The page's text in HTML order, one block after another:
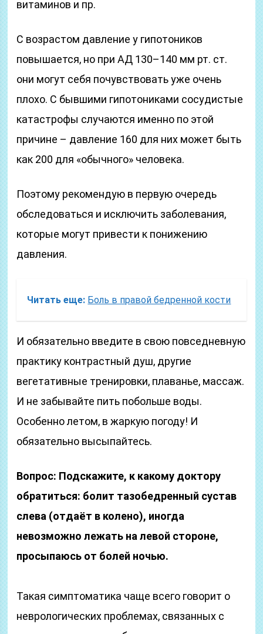
витаминов и пр.
С возрастом давление у гипотоников
повышается, но при АД 130–140 мм рт. ст.
они могут себя почувствовать уже очень
плохо. С бывшими гипотониками сосудистые
катастрофы случаются именно по этой
причине – давление 160 для них может быть
как 200 для «обычного» человека.
Поэтому рекомендую в первую очередь
обследоваться и исключить заболевания,
которые могут привести к понижению
давления.
Читать еще: Боль в правой бедренной кости
И обязательно введите в свою повседневную
практику контрастный душ, другие
вегетативные тренировки, плаванье, массаж.
И не забывайте пить побольше воды.
Особенно летом, в жаркую погоду! И
обязательно высыпайтесь.
Вопрос: Подскажите, к какому доктору
обратиться: болит тазобедренный сустав
слева (отдаёт в колено), иногда
невозможно лежать на левой стороне,
просыпаюсь от болей ночью.
Такая симптоматика чаще всего говорит о
неврологических проблемах, связанных с